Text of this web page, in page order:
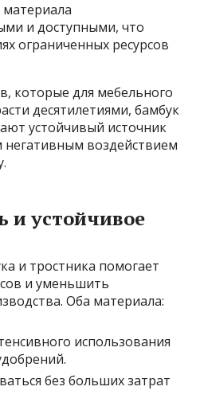
материала
и доступными, что
ограниченных ресурсов
которые для мебельного
десятилетиями, бамбук
устойчивый источник
воздействием
и устойчивое
и тростника помогает
и уменьшить
Оба материала:
использования
без больших затрат